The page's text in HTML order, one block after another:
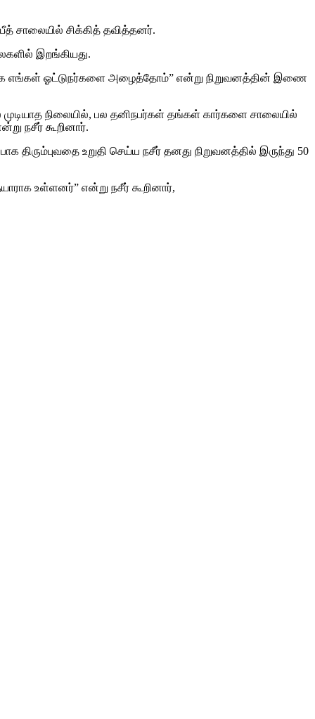
சாலையில் சிக்கித் தவித்தனர்.
இறங்கியது.
எங்கள் ஓட்டுநர்களை அழைத்தோம்” என்று நிறுவனத்தின் இணை
நிலையில், பல தனிநபர்கள் தங்கள் கார்களை சாலையில்
நசீர் கூறினார்.
திரும்புவதை உறுதி செய்ய நசீர் தனது நிறுவனத்தில் இருந்து 50
உள்ளனர்” என்று நசீர் கூறினார்,